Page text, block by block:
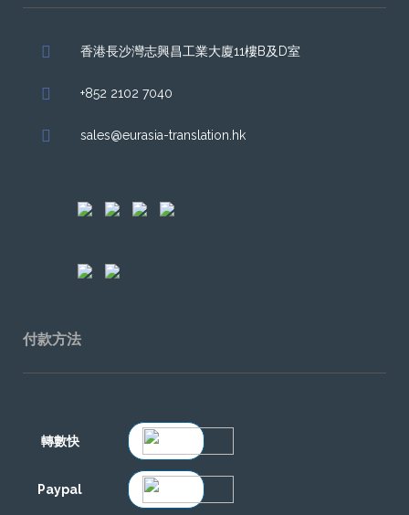
香港長沙灣志興昌工業大廈11樓B及D室
+852 2102 7040
sales@eurasia-translation.hk
付款方法
轉數快
Paypal